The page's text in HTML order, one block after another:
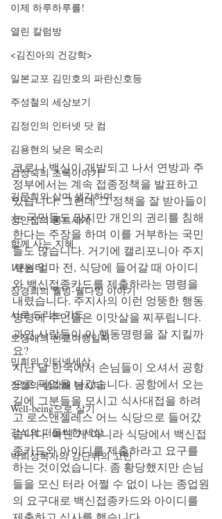
이제 하루하루를!
열린 칼럼방
<김진아의 건강학>
일본교포 김민호의 파란신호등
주성철의 세상보기
김정인의 인터넷 닷 컴
김용현의 낮은 목소리
김정숙의 초록이야기
김문희의 살며 생각하며
정안섭의 콩트세계
함께 사는 지혜
1분쉼터
장경희의 웰빙-웰다잉 이야기
시로 드리는 기도
오정애의 선교여행일지
민희의 인터넷세상
정철의 생각해 봅시다
Well-being으로 살기
강석의 떠들썩한 세상
박희성목사의 강단뒤의 고민
코로나 백신이 개발되고 나서 연방과 주
정부에서는 계속 접종정책을 발표하고
있습니다. 그런데 그 정책을 잘 받아들이
는 국민들도 많지만 개인의 권리를 침해
한다는 주장을 하며 이를 거부하는 국민
들도 많습니다. 거기에 캘리포니아 주지
사는 얼마 전, 식당에 들어갈 때 아이디
와 백신접종카드를 제출하라는 명령을
내렸습니다. 주지사의 이런 엉뚱한 행동
명령에 주민들은 이맛살을 찌푸립니다.
과연 사람들이 이 행동명령을 잘 지킬까
요?
지난 달 한국에서 손님들이 오셔서 공항
으로 픽업을 나갔습니다. 공항에서 오는
길에 그분들을 모시고 식사대접을 하려
고 로스앤젤레스 어느 식당으로 들어갔
습니다. 아닌 게 아니라 식당에서 백신접
종카드와 아이디를 제출하라고 요구를
하는 것이었습니다. 좀 황당했지만 손님
들을 모신 터라 어쩔 수 없이 나는 종업원
의 요구대로 백신접종카드와 아이디를